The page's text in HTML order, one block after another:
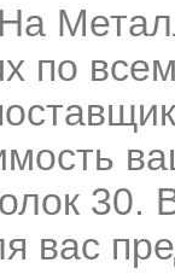
по
30.
вас